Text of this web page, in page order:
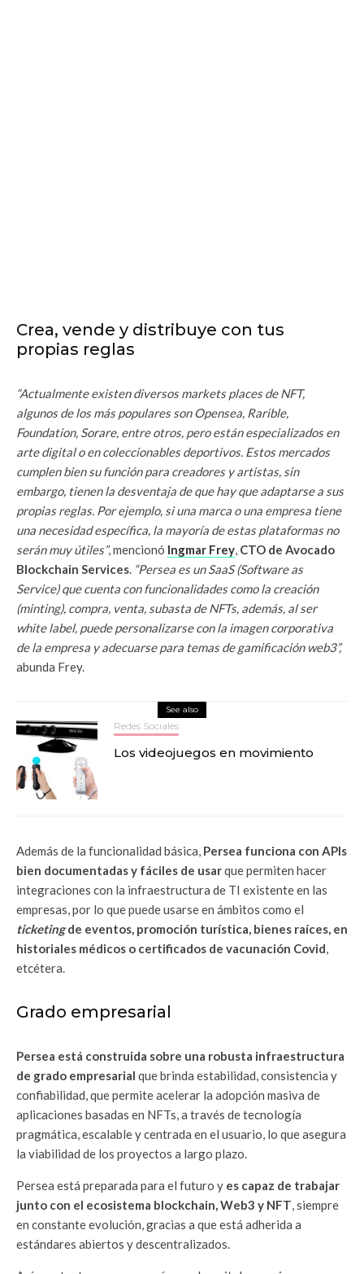
Crea, vende y distribuye con tus
propias reglas
“Actualmente existen diversos markets places de NFT,
algunos de los más populares son Opensea, Rarible,
Foundation, Sorare, entre otros, pero están especializados en
arte digital o en coleccionables deportivos. Estos mercados
cumplen bien su función para creadores y artistas, sin
embargo, tienen la desventaja de que hay que adaptarse a sus
propias reglas. Por ejemplo, si una marca o una empresa tiene
una necesidad específica, la mayoría de estas plataformas no
serán muy útiles”, mencionó Ingmar Frey, CTO de Avocado
Blockchain Services. “Persea es un SaaS (Software as
Service) que cuenta con funcionalidades como la creación
(minting), compra, venta, subasta de NFTs, además, al ser
white label, puede personalizarse con la imagen corporativa
de la empresa y adecuarse para temas de gamificación web3”,
abunda Frey.
See also
Redes Sociales
Los videojuegos en movimiento
Además de la funcionalidad básica, Persea funciona con APIs
bien documentadas y fáciles de usarque permiten hacer
integraciones con la infraestructura de TI existente en las
empresas, por lo que puede usarse en ámbitos como el
ticketingde eventos, promoción turística, bienes raíces, en
historiales médicos o certificados de vacunación Covid,
etcétera.
Grado empresarial
Persea está construida sobre una robusta infraestructura
de grado empresarial que brinda estabilidad, consistencia y
confiabilidad, que permite acelerar la adopción masiva de
aplicaciones basadas en NFTs, a través de tecnología
pragmática, escalable y centrada en el usuario, lo que asegura
la viabilidad de los proyectos a largo plazo.
Persea está preparada para el futuro y es capaz de trabajar
junto con el ecosistema blockchain, Web3 y NFT, siempre
en constante evolución, gracias a que está adherida a
estándares abiertos y descentralizados.